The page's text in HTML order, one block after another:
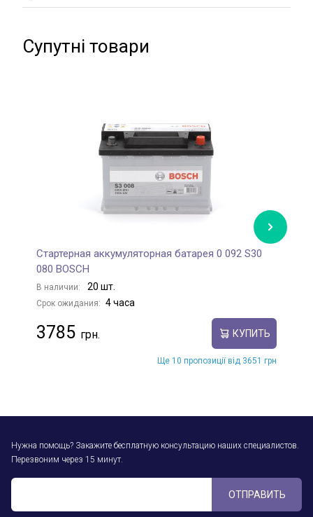
Супутні товари
Стартерная аккумуляторная батарея 0 092 S30
080 BOSCH
В наличии: 20 шт.
Срок ожидания: 4 часа
3785 КУПИТЬ
Ще 10 пропозиції від 3651 грн
Нужна помощь? Закажите бесплатную консультацию наших специалистов.
Перезвоним через 15 минут.
ОТПРАВИТЬ